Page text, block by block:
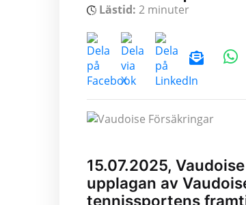
Lästid: 2 minuter
15.07.2025,
upplagan av
tennissportens